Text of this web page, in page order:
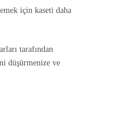
için kaseti daha
tarafından
düşürmenize ve